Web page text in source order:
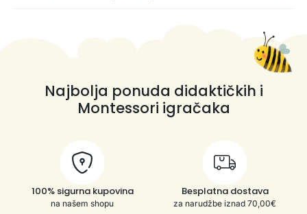
Najbolja ponuda didaktičkih i
Montessori igračaka
100% sigurna kupovina
na našem shopu
Besplatna dostava
za narudžbe iznad 70,00€